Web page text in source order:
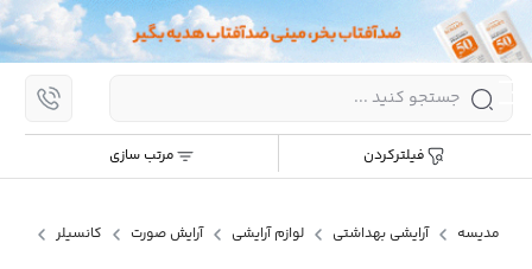
فیلترکردن مرتب سازی
پرش
مدیسه آرایشی بهداشتی لوازم آرایشی آرایش صورت کانسیلر
مرتب سازی:
جدیدترین ارزان ترین گران ترین